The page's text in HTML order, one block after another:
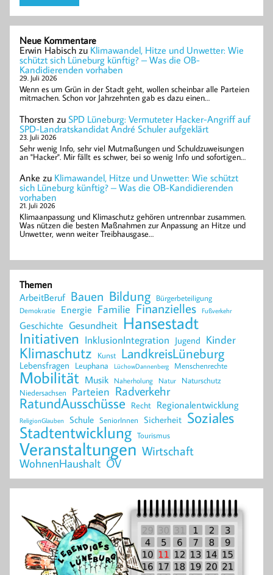
Neue Kommentare
Erwin Habisch zu Klimawandel, Hitze und Unwetter: Wie
schützt sich Lüneburg künftig? – Was die OB-
Kandidierenden vorhaben
29. Juli 2026
Wenn es um Grün in der Stadt geht, wollen scheinbar alle Parteien
mitmachen. Schon vor Jahrzehnten gab es dazu einen…
Thorsten zu SPD Lüneburg: Vermuteter Hacker-Angriff auf
SPD-Landratskandidat André Schuler aufgeklärt
23. Juli 2026
Sehr wenig Info, sehr viel Mutmaßungen und Schuldzuweisungen
an "Hacker". Mir fällt es schwer, bei so wenig Info und sofortigen…
Anke zu Klimawandel, Hitze und Unwetter: Wie schützt
sich Lüneburg künftig? – Was die OB-Kandidierenden
vorhaben
21. Juli 2026
Klimaanpassung und Klimaschutz gehören untrennbar zusammen.
Was nützen die besten Maßnahmen zur Anpassung an Hitze und
Unwetter, wenn weiter Treibhausgase…
Themen
ArbeitBeruf Bauen Bildung Bürgerbeteiligung
Demokratie Energie Familie Finanzielles Fußverkehr
Geschichte Gesundheit Hansestadt
Initiativen InklusionIntegration Jugend Kinder
Klimaschutz Kunst LandkreisLüneburg
Lebensfragen Leuphana LüchowDannenberg Menschenrechte
Mobilität Musik Naherholung Natur Naturschutz
Niedersachsen Parteien Radverkehr
RatundAusschüsse Recht Regionalentwicklung
ReligionGlauben Schule SeniorInnen Sicherheit Soziales
Stadtentwicklung Tourismus
Veranstaltungen Wirtschaft
WohnenHaushalt ÖV